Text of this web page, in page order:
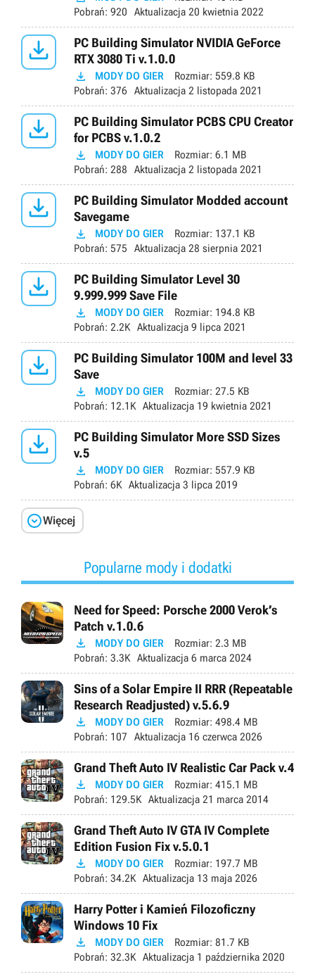
Pobrań: 920 Aktualizacja 20 kwietnia 2022

PC Building Simulator NVIDIA GeForce
RTX 3080 Ti v.1.0.0
 MODY DO GIER Rozmiar: 559.8 KB
Pobrań: 376 Aktualizacja 2 listopada 2021

PC Building Simulator PCBS CPU Creator
for PCBS v.1.0.2
 MODY DO GIER Rozmiar: 6.1 MB
Pobrań: 288 Aktualizacja 2 listopada 2021

PC Building Simulator Modded account
Savegame
 MODY DO GIER Rozmiar: 137.1 KB
Pobrań: 575 Aktualizacja 28 sierpnia 2021

PC Building Simulator Level 30
9.999.999 Save File
 MODY DO GIER Rozmiar: 194.8 KB
Pobrań: 2.2K Aktualizacja 9 lipca 2021

PC Building Simulator 100M and level 33
Save
 MODY DO GIER Rozmiar: 27.5 KB
Pobrań: 12.1K Aktualizacja 19 kwietnia 2021

PC Building Simulator More SSD Sizes
v.5
 MODY DO GIER Rozmiar: 557.9 KB
Pobrań: 6K Aktualizacja 3 lipca 2019
Więcej
Popularne mody i dodatki
Need for Speed: Porsche 2000 Verok’s
Patch v.1.0.6
 MODY DO GIER Rozmiar: 2.3 MB
Pobrań: 3.3K Aktualizacja 6 marca 2024
Sins of a Solar Empire II RRR (Repeatable
Research Readjusted) v.5.6.9
 MODY DO GIER Rozmiar: 498.4 MB
Pobrań: 107 Aktualizacja 16 czerwca 2026
Grand Theft Auto IV Realistic Car Pack v.4
 MODY DO GIER Rozmiar: 415.1 MB
Pobrań: 129.5K Aktualizacja 21 marca 2014
Grand Theft Auto IV GTA IV Complete
Edition Fusion Fix v.5.0.1
 MODY DO GIER Rozmiar: 197.7 MB
Pobrań: 34.2K Aktualizacja 13 maja 2026
Harry Potter i Kamień Filozoficzny
Windows 10 Fix
 MODY DO GIER Rozmiar: 81.7 KB
Pobrań: 32.3K Aktualizacja 1 października 2020